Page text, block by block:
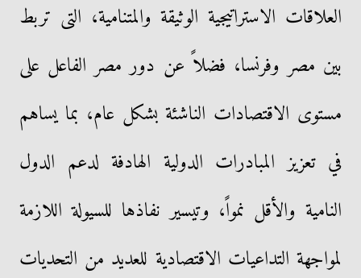
العلاقات الاستراتيجية الوثيقة والمتنامية، التى تربط
بين مصر وفرنسا، فضلاً عن دور مصر الفاعل على
مستوى الاقتصادات الناشئة بشكل عام، بما يساهم
في تعزيز المبادرات الدولية الهادفة لدعم الدول
النامية والأقل نمواً، وتيسير نفاذها للسيولة اللازمة
لمواجهة التداعيات الاقتصادية للعديد من التحديات